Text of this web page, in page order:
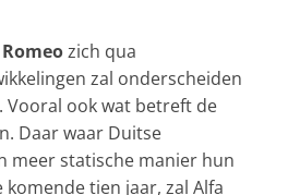
zich qua
zal onderscheiden
Vooral ook wat betreft de
Daar waar Duitse
meer statische manier hun
tien jaar, zal Alfa